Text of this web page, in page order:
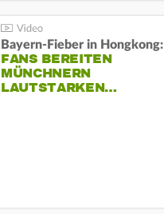
Bayern-Fieber in Hongkong:
FANS BEREITEN
MÜNCHNERN
LAUTSTARKEN…